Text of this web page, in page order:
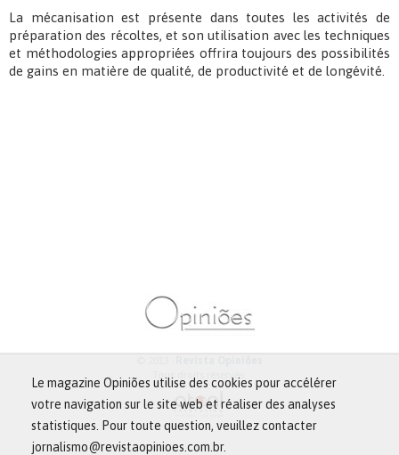
La mécanisation est présente dans toutes les activités de
préparation des récoltes, et son utilisation avec les techniques
et méthodologies appropriées offrira toujours des possibilités
de gains en matière de qualité, de productivité et de longévité.
Tous droits réservés.
Le magazine Opiniões utilise des cookies pour accélérer
votre navigation sur le site web et réaliser des analyses
statistiques. Pour toute question, veuillez contacter
jornalismo@revistaopinioes.com.br.